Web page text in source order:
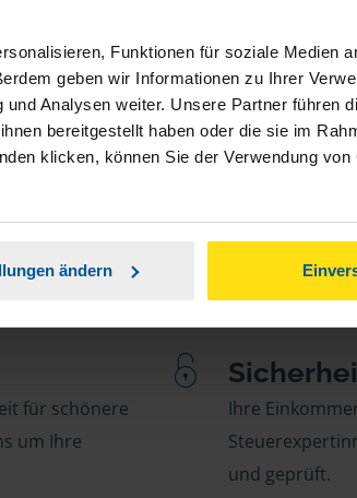
Funktionen für soziale Medien
geben wir Informationen zu Ihrer
Analysen weiter. Unsere Partner führen
bereitgestellt haben oder die sie im
klicken, können Sie der Verwendung
ändern
Sie.
für schönere
um Ihre
Ihre
und geprüft.